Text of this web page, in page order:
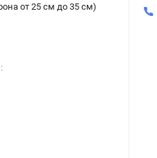
от 25 см до 35 см)